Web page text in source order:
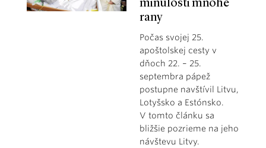
minulosti mnohé
rany
Počas svojej 25.
apoštolskej cesty v
dňoch 22. – 25.
septembra pápež
postupne navštívil Litvu,
Lotyšsko a Estónsko.
V tomto článku sa
bližšie pozrieme na jeho
návštevu Litvy.